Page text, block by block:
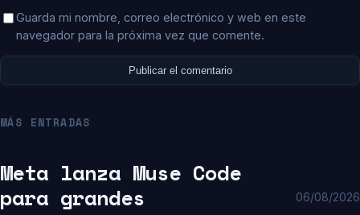
Guarda mi nombre, correo electrónico y web en este
navegador para la próxima vez que comente.
MÁS ENTRADAS
Meta lanza Muse Code
para grandes
06/08/2026